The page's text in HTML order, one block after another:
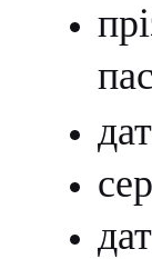
дат